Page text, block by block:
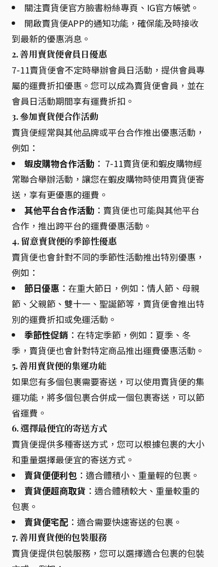
關注賣貨便官方臉書粉絲專頁、IG官方帳號。
開啟賣貨便APP的通知功能，確保能及時接收
到最新的優惠消息。
2. 善用賣貨便會員日優惠
7-11賣貨便會不定時舉辦會員日活動，提供會員專
屬的運費折扣優惠。您可以成為賣貨便會員，並在
會員日活動期間享有運費折扣。
3. 參加賣貨便合作活動
賣貨便經常與其他品牌或平台合作推出優惠活動，
例如：
蝦皮購物合作活動 ： 7-11賣貨便和蝦皮購物經
常聯合舉辦活動，讓您在蝦皮購物時使用賣貨便寄
送，享有更優惠的運費。
其他平台合作活動 ：賣貨便也可能與其他平台
合作，推出跨平台的運費優惠活動。
4. 留意賣貨便的季節性優惠
賣貨便也會針對不同的季節性活動推出特別優惠，
例如：
節日優惠 ：在重大節日，例如：情人節、母親
節、父親節、雙十一、聖誕節等，賣貨便會推出特
別的運費折扣或免運活動。
季節性促銷 ：在特定季節，例如：夏季、冬
季，賣貨便也會針對特定商品推出運費優惠活動。
5. 善用賣貨便的集運功能
如果您有多個包裹需要寄送，可以使用賣貨便的集
運功能，將多個包裹合併成一個包裹寄送，可以節
省運費。
6. 選擇最便宜的寄送方式
賣貨便提供多種寄送方式，您可以根據包裹的大小
和重量選擇最便宜的寄送方式。
賣貨便便利包 ：適合體積小、重量輕的包裹。
賣貨便超商取貨 ：適合體積較大、重量較重的
包裹。
賣貨便宅配 ：適合需要快速寄送的包裹。
7. 善用賣貨便的包裝服務
賣貨便提供包裝服務，您可以選擇適合包裹的包裝